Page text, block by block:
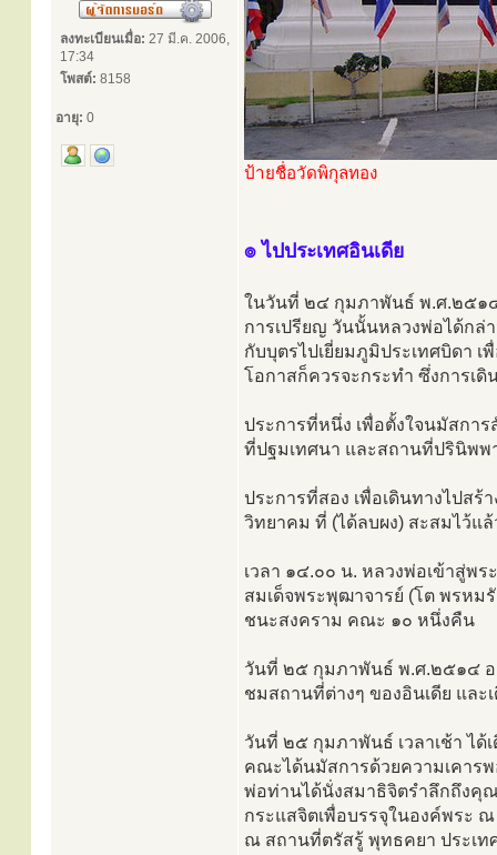
ลงทะเบียนเมื่อ: 27 มี.ค. 2006,
17:34
โพสต์: 8158
อายุ: 0
ป้ายชื่อวัดพิกุลทอง
๏ ไปประเทศอินเดีย
ในวันที่ ๒๔ กุมภาพันธ์ พ.ศ.๒๕๑
การเปรียญ วันนั้นหลวงพ่อได้กล่
กับบุตรไปเยี่ยมภูมิประเทศบิดา
โอกาสก็ควรจะกระทำ ซึ่งการเ
ประการที่หนึ่ง เพื่อตั้งใจนมัสกา
ที่ปฐมเทศนา และสถานที่ปรินิพพ
ประการที่สอง เพื่อเดินทางไปส
วิทยาคม ที่ (ได้ลบผง) สะสมไว้แ
เวลา ๑๔.๐๐ น. หลวงพ่อเข้าสู่พ
สมเด็จพระพุฒาจารย์ (โต พรหม
ชนะสงคราม คณะ ๑๐ หนึ่งคืน
วันที่ ๒๕ กุมภาพันธ์ พ.ศ.๒๕๑๔ อ
ชมสถานที่ต่างๆ ของอินเดีย แล
วันที่ ๒๕ กุมภาพันธ์ เวลาเช้า ไ
คณะได้นมัสการด้วยความเคารพ
พ่อท่านได้นั่งสมาธิจิตรำลึกถึงคุ
กระแสจิตเพื่อบรรจุในองค์พระ
ณ สถานที่ตรัสรู้ พุทธคยา ประเท